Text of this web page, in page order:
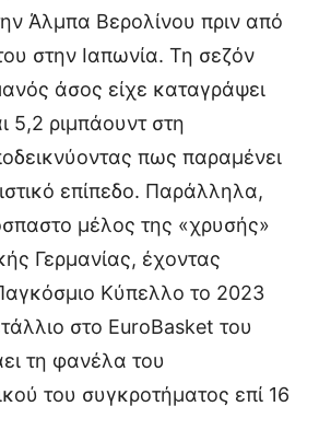
Άλμπα Βερολίνου πριν από
στην Ιαπωνία. Τη σεζόν
άσος είχε καταγράψει
5,2 ριμπάουντ στη
πως παραμένει
επίπεδο. Παράλληλα,
μέλος της «χρυσής»
Γερμανίας, έχοντας
Κύπελλο το 2023
στο EuroBasket του
τη φανέλα του
του συγκροτήματος επί 16